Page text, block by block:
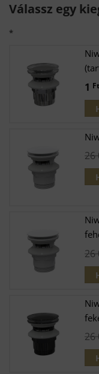
Válassz egy
*
1 Ft
26
26
26